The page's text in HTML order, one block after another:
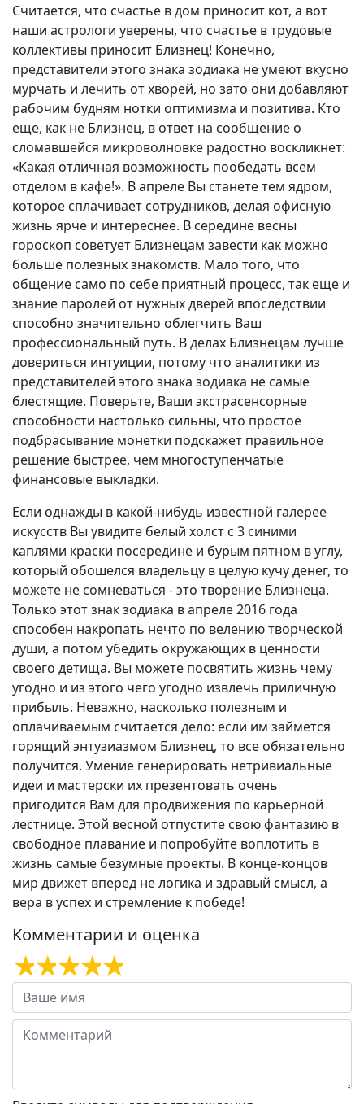
Считается, что счастье в дом приносит кот, а вот
наши астрологи уверены, что счастье в трудовые
коллективы приносит Близнец! Конечно,
представители этого знака зодиака не умеют вкусно
мурчать и лечить от хворей, но зато они добавляют
рабочим будням нотки оптимизма и позитива. Кто
еще, как не Близнец, в ответ на сообщение о
сломавшейся микроволновке радостно воскликнет:
«Какая отличная возможность пообедать всем
отделом в кафе!». В апреле Вы станете тем ядром,
которое сплачивает сотрудников, делая офисную
жизнь ярче и интереснее. В середине весны
гороскоп советует Близнецам завести как можно
больше полезных знакомств. Мало того, что
общение само по себе приятный процесс, так еще и
знание паролей от нужных дверей впоследствии
способно значительно облегчить Ваш
профессиональный путь. В делах Близнецам лучше
довериться интуиции, потому что аналитики из
представителей этого знака зодиака не самые
блестящие. Поверьте, Ваши экстрасенсорные
способности настолько сильны, что простое
подбрасывание монетки подскажет правильное
решение быстрее, чем многоступенчатые
финансовые выкладки.
Если однажды в какой-нибудь известной галерее
искусств Вы увидите белый холст с 3 синими
каплями краски посередине и бурым пятном в углу,
который обошелся владельцу в целую кучу денег, то
можете не сомневаться - это творение Близнеца.
Только этот знак зодиака в апреле 2016 года
способен накропать нечто по велению творческой
души, а потом убедить окружающих в ценности
своего детища. Вы можете посвятить жизнь чему
угодно и из этого чего угодно извлечь приличную
прибыль. Неважно, насколько полезным и
оплачиваемым считается дело: если им займется
горящий энтузиазмом Близнец, то все обязательно
получится. Умение генерировать нетривиальные
идеи и мастерски их презентовать очень
пригодится Вам для продвижения по карьерной
лестнице. Этой весной отпустите свою фантазию в
свободное плавание и попробуйте воплотить в
жизнь самые безумные проекты. В конце-концов
мир движет вперед не логика и здравый смысл, а
вера в успех и стремление к победе!
Комментарии и оценка